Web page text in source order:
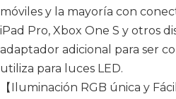
móviles y la mayoría con
iPad Pro, Xbox One S y otros
adaptador adicional para ser
utiliza para luces LED.
【Iluminación RGB única y